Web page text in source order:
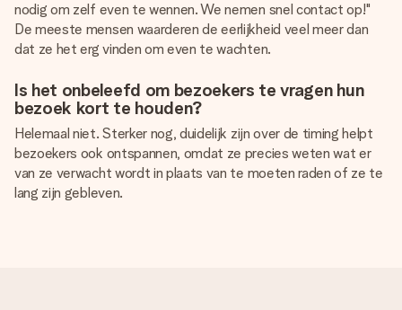
nodig om zelf even te wennen. We nemen snel contact op!"
De meeste mensen waarderen de eerlijkheid veel meer dan
dat ze het erg vinden om even te wachten.
Is het onbeleefd om bezoekers te vragen hun
bezoek kort te houden?
Helemaal niet. Sterker nog, duidelijk zijn over de timing helpt
bezoekers ook ontspannen, omdat ze precies weten wat er
van ze verwacht wordt in plaats van te moeten raden of ze te
lang zijn gebleven.